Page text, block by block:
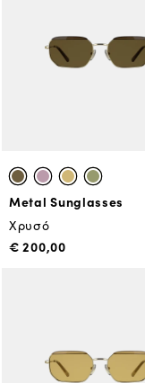
Metal Sunglasses
Χρυσό
€ 200,00